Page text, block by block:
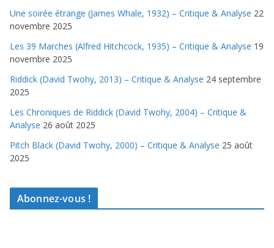
Une soirée étrange (James Whale, 1932) – Critique & Analyse 22
novembre 2025
Les 39 Marches (Alfred Hitchcock, 1935) – Critique & Analyse 19
novembre 2025
Riddick (David Twohy, 2013) – Critique & Analyse 24 septembre
2025
Les Chroniques de Riddick (David Twohy, 2004) – Critique &
Analyse 26 août 2025
Pitch Black (David Twohy, 2000) – Critique & Analyse 25 août
2025
Abonnez-vous !